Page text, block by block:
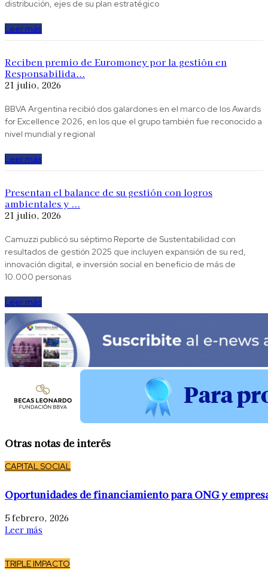
distribución, ejes de su plan estratégico
Leer más
Reciben premio de Euromoney por la gestión en
Responsabilida...
21 julio, 2026
BBVA Argentina recibió dos galardones en el marco de los Awards
for Excellence 2026, en los que el grupo también fue reconocido a
nivel mundial y regional
Leer más
Presentan el balance de su gestión con logros
ambientales y ...
21 julio, 2026
Camuzzi publicó su séptimo Reporte de Sustentabilidad con
resultados de gestión 2025 que incluyen expansión de su red,
innovación digital, e inversión social en beneficio de más de
10.000 personas
Leer más
Otras notas de interés
CAPITAL SOCIAL
Oportunidades de financiamiento para ONG y
5 febrero, 2026
Leer más
TRIPLE IMPACTO